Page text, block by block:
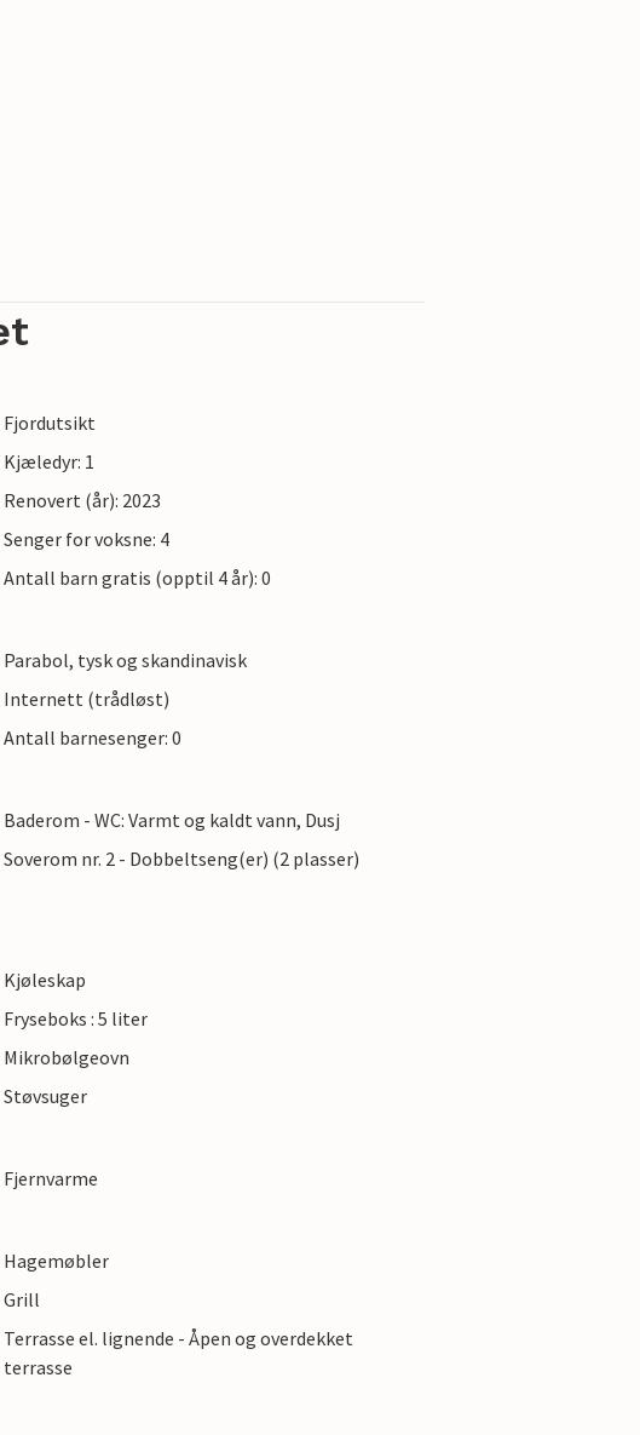
Fjordutsikt
Kjæledyr: 1
Renovert (år): 2023
Senger for voksne: 4
Antall barn gratis (opptil 4 år): 0
Parabol, tysk og skandinavisk
Internett (trådløst)
Antall barnesenger: 0
Baderom - WC: Varmt og kaldt vann, Dusj
Soverom nr. 2 - Dobbeltseng(er) (2 plasser)
Kjøleskap
Fryseboks : 5 liter
Mikrobølgeovn
Støvsuger
Fjernvarme
Hagemøbler
Grill
Terrasse el. lignende - Åpen og overdekket
terrasse